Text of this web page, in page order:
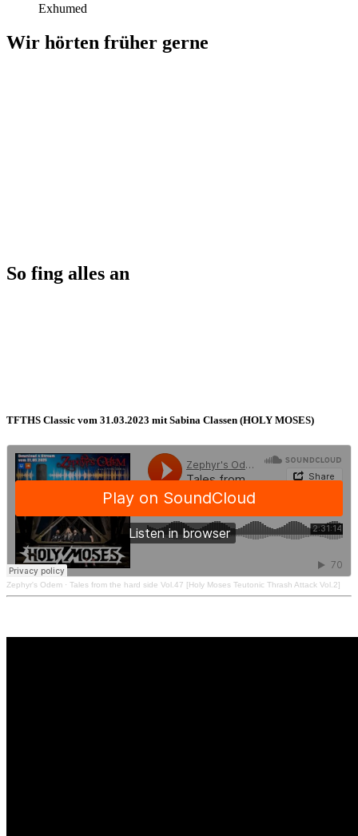
Exhumed
Wir hörten früher gerne
So fing alles an
TFTHS Classic vom 31.03.2023 mit Sabina Classen (HOLY MOSES)
Zephyr's Odem · Tales from the hard side Vol.47 [Holy Moses Teutonic Thrash Attack Vol.2]